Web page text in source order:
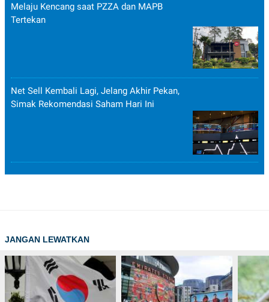
Melaju Kencang saat PZZA dan MAPB
Tertekan
Net Sell Kembali Lagi, Jelang Akhir Pekan,
Simak Rekomendasi Saham Hari Ini
JANGAN LEWATKAN